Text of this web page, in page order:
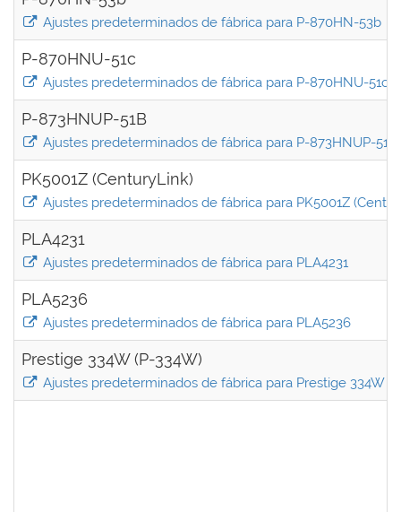
Ajustes predeterminados de fábrica para P-870HN-53b
P-870HNU-51c
Ajustes predeterminados de fábrica para P-870HNU-51c
P-873HNUP-51B
Ajustes predeterminados de fábrica para P-873HNUP-51B
PK5001Z (CenturyLink)
Ajustes predeterminados de fábrica para PK5001Z
PLA4231
Ajustes predeterminados de fábrica para PLA4231
PLA5236
Ajustes predeterminados de fábrica para PLA5236
Prestige 334W (P-334W)
Ajustes predeterminados de fábrica para Prestige 334W